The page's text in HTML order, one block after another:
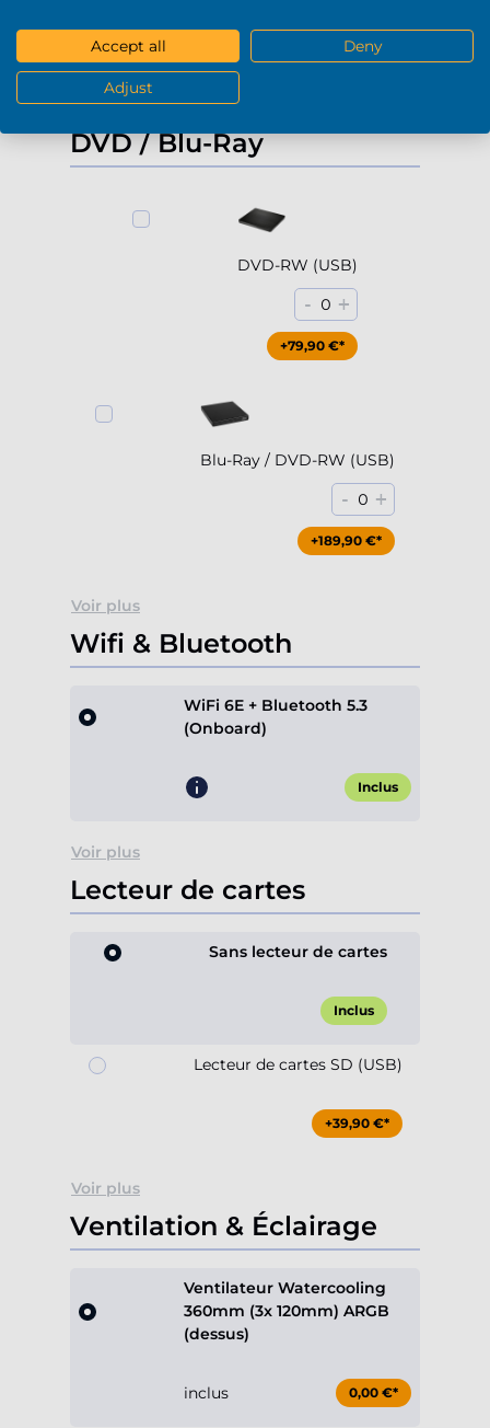
+229,90 €*
Voir plus
DVD / Blu-Ray
DVD-RW (USB)
- 0 +
+79,90 €*
Blu-Ray / DVD-RW (USB)
- 0 +
+189,90 €*
Voir plus
Wifi & Bluetooth
WiFi 6E + Bluetooth 5.3
(Onboard)
Inclus
Voir plus
Lecteur de cartes
Sans lecteur de cartes
Inclus
Lecteur de cartes SD (USB)
+39,90 €*
Voir plus
Ventilation & Éclairage
Ventilateur Watercooling
360mm (3x 120mm) ARGB
(dessus)
inclus 0,00 €*
Accept all Deny
Adjust